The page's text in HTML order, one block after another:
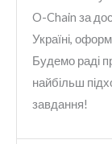
O-Chain за
Україні,
Будемо раді
найбільш
завдання!